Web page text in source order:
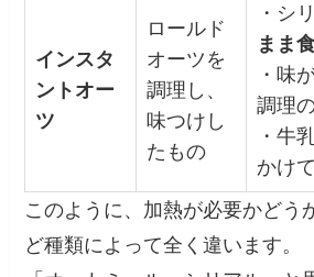
インスタ
ントオー
ツ
ロールド
オーツを
調理し、
味つけし
たもの
・シ
まま
・味
調理
・牛
かけて
このように、加熱が必要かどう
ど種類によって全く違います。